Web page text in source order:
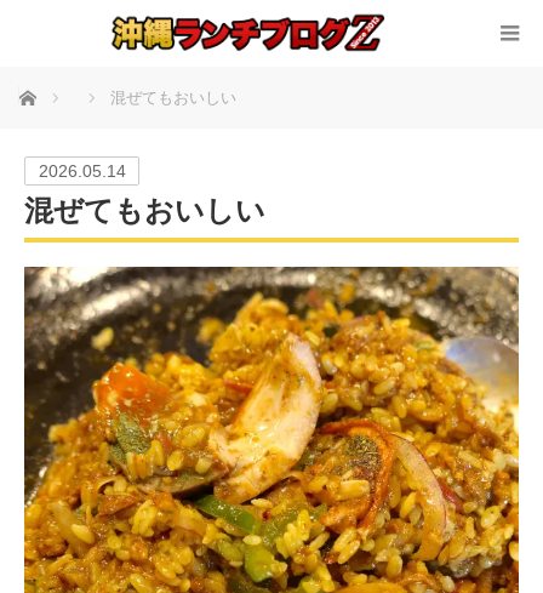
ホーム 混ぜてもおいしい
2026.05.14
混ぜてもおいしい